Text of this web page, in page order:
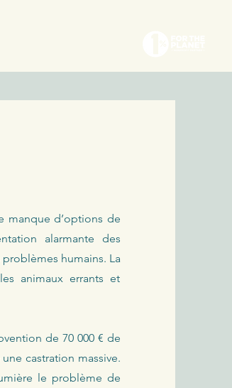
manque d’options de
alarmante des
humains. La
animaux errants et
de 70 000 € de
castration massive.
le problème de